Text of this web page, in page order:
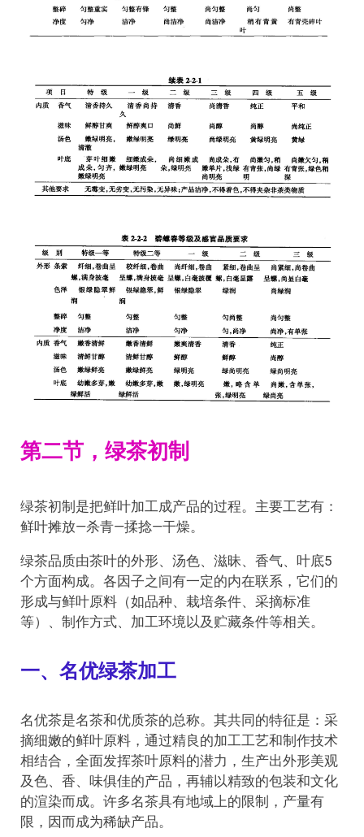
第二节，绿茶初制
绿茶初制是把鲜叶加工成产品的过程。主要工艺有：
鲜叶摊放—杀青—揉捻—干燥。
绿茶品质由茶叶的外形、汤色、滋昧、香气、叶底5
个方面构成。各因子之间有一定的内在联系，它们的
形成与鲜叶原料（如品种、栽培条件、采摘标准
等）、制作方式、加工环境以及贮藏条件等相关。
一、名优绿茶加工
名优茶是名茶和优质茶的总称。其共同的特征是：采
摘细嫩的鲜叶原料，通过精良的加工工艺和制作技术
相结合，全面发挥茶叶原料的潜力，生产出外形美观
及色、香、味俱佳的产品，再辅以精致的包装和文化
的渲染而成。许多名茶具有地域上的限制，产量有
限，因而成为稀缺产品。